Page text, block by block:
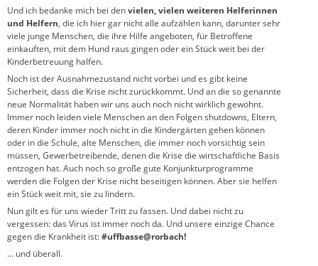
Und ich bedanke mich bei denvielen, vielen weiteren Helferinnen
und Helfern, die ich hier gar nicht alle aufzählen kann, darunter sehr
viele junge Menschen, die ihre Hilfe angeboten, für Betroffene
einkauften, mit dem Hund raus gingen oder ein Stück weit bei der
Kinderbetreuung halfen.
Noch ist der Ausnahmezustand nicht vorbei und es gibt keine
Sicherheit, dass die Krise nicht zurückkommt. Und an die so genannte
neue Normalität haben wir uns auch noch nicht wirklich gewöhnt.
Immer noch leiden viele Menschen an den Folgen shutdowns, Eltern,
deren Kinder immer noch nicht in die Kindergärten gehen können
oder in die Schule, alte Menschen, die immer noch vorsichtig sein
müssen, Gewerbetreibende, denen die Krise die wirtschaftliche Basis
entzogen hat. Auch noch so große gute Konjunkturprogramme
werden die Folgen der Krise nicht beseitigen können. Aber sie helfen
ein Stück weit mit, sie zu lindern.
Nun gilt es für uns wieder Tritt zu fassen. Und dabei nicht zu
vergessen: das Virus ist immer noch da. Und unsere einzige Chance
gegen die Krankheit ist:#uffbasse@rorbach!
… und überall.